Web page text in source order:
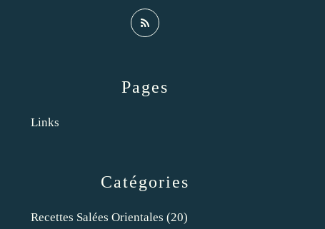
Catégories
Recettes Salées Orientales (20)
Pages
Links